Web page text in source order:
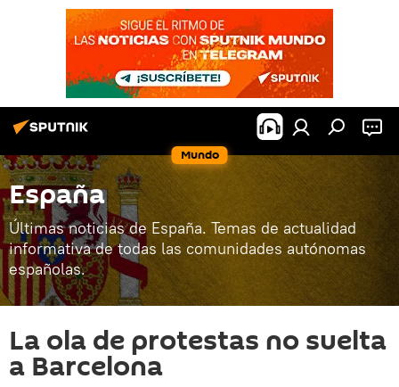
Mundo
España
Últimas noticias de España. Temas de actualidad
informativa de todas las comunidades autónomas
españolas.
La ola de protestas no suelta
a Barcelona